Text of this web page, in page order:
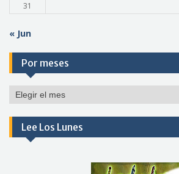
31
« Jun
Por meses
Por
Lee Los Lunes